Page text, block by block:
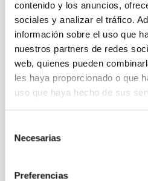
contenido y los anuncios,
sociales y analizar el tráfico.
información sobre el uso que
nuestros partners de redes
web, quienes pueden
les haya proporcionado o que
uso que haya hecho de sus
Necesarias
Preferencias
mezclas de materiales)
-
cedentes del tratamiento
mecánico de residuos
contienen sustancias
mezclas de materiales) pro
cedentes del tratamiento